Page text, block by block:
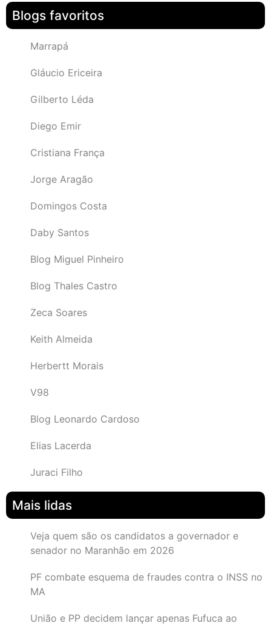
Blogs favoritos
Marrapá
Gláucio Ericeira
Gilberto Léda
Diego Emir
Cristiana França
Jorge Aragão
Domingos Costa
Daby Santos
Blog Miguel Pinheiro
Blog Thales Castro
Zeca Soares
Keith Almeida
Herbertt Morais
V98
Blog Leonardo Cardoso
Elias Lacerda
Juraci Filho
Mais lidas
Veja quem são os candidatos a governador e
senador no Maranhão em 2026
PF combate esquema de fraudes contra o INSS no
MA
União e PP decidem lançar apenas Fufuca ao